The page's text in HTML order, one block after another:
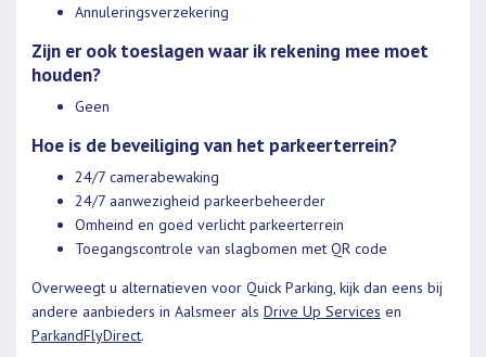
Annuleringsverzekering
Zijn er ook toeslagen waar ik rekening mee moet
houden?
Geen
Hoe is de beveiliging van het parkeerterrein?
24/7 camerabewaking
24/7 aanwezigheid parkeerbeheerder
Omheind en goed verlicht parkeerterrein
Toegangscontrole van slagbomen met QR code
Overweegt u alternatieven voor Quick Parking, kijk dan eens bij
andere aanbieders in Aalsmeer als Drive Up Services en
ParkandFlyDirect.